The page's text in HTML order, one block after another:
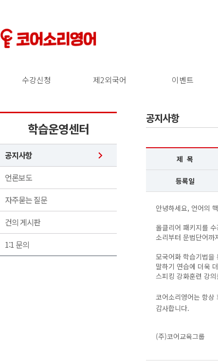
수강신청 제2외국어 이벤트
학습운영센터
공지사항
언론보도
자주묻는 질문
건의 게시판
1:1 문의
공지사항
제 목
등록일
안녕하세요, 언어의
올클리어 패키지를
소리부터 문법단어까
모국어화 학습기법을
말하기 연습에 더욱
스피킹 강화훈련 강
코어소리영어는 항상
감사합니다.
(주)코어교육그룹